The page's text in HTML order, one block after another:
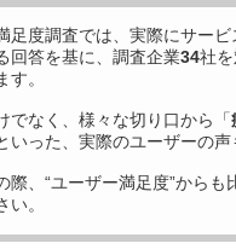
足度調査では、実際にサービ
回答を基に、調査企業34社
す。
でなく、様々な切り口から「
いった、実際のユーザーの声
際、“ユーザー満足度”からも
い。